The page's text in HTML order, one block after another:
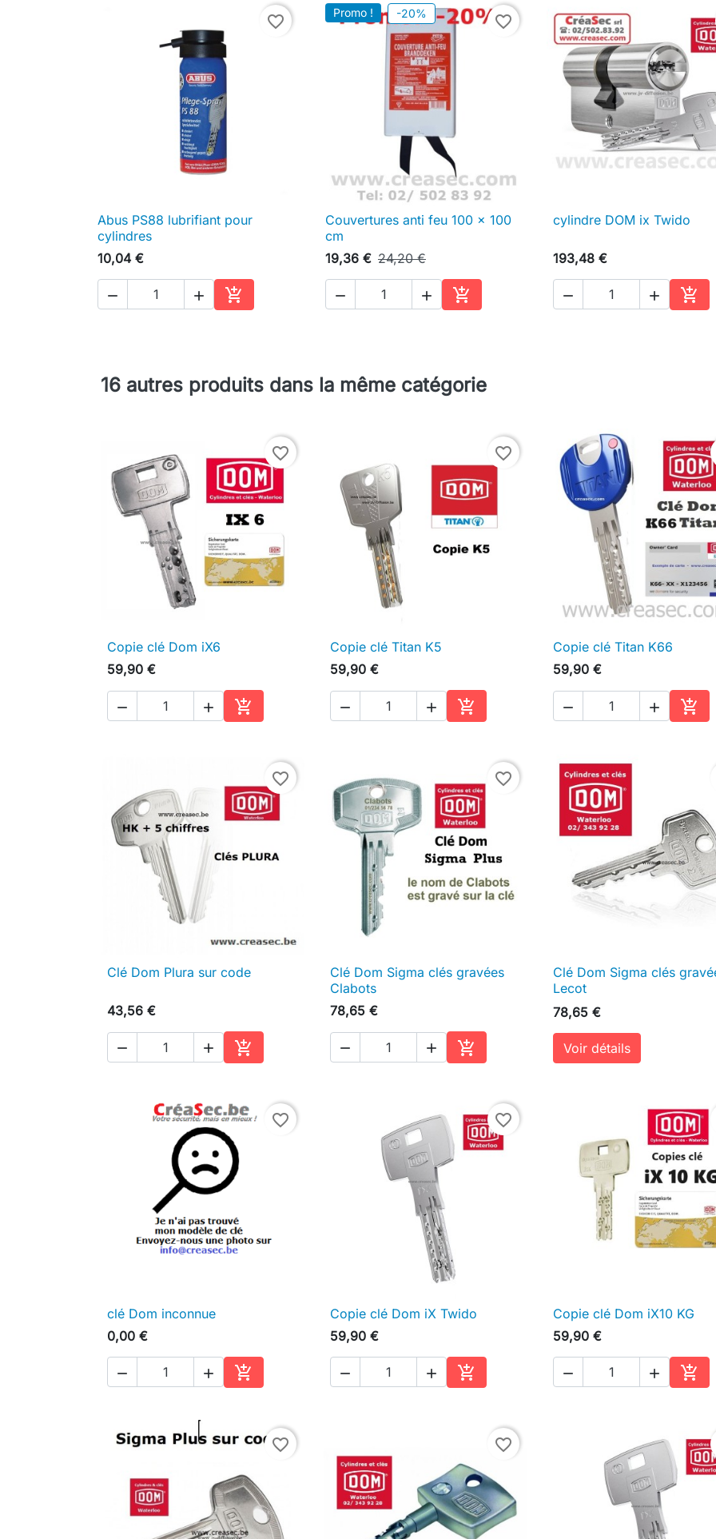
favorite_border
 Aperçu rapide
Abus PS88 lubrifiant pour
cylindres
10,04 €
  
Ajouter au panier
Promo ! -20% favorite_border
 Aperçu rapide
Couvertures anti feu 100 x 100
cm
19,36 € 24,20 €
  
Ajouter au panier
 Aperçu rapide
cylindre DOM ix Twido
193,48 €
  
16 autres produits dans la même catégorie
favorite_border
 Aperçu rapide
Copie clé Dom iX6
59,90 €
  
Ajouter au panier
favorite_border
 Aperçu rapide
Copie clé Titan K5
59,90 €
  
Ajouter au panier
 Aperçu rapide
Copie clé Titan K66
59,90 €
  
favorite_border
 Aperçu rapide
Clé Dom Plura sur code
43,56 €
  
Ajouter au panier
favorite_border
 Aperçu rapide
Clé Dom Sigma clés gravées
Clabots
78,65 €
  
Ajouter au panier
 Aperçu rapide
Clé Dom Sigma clés
Lecot
78,65 €
Voir détails
favorite_border
 Aperçu rapide
clé Dom inconnue
0,00 €
  
Ajouter au panier
favorite_border
 Aperçu rapide
Copie clé Dom iX Twido
59,90 €
  
Ajouter au panier
 Aperçu rapide
Copie clé Dom iX10 KG
59,90 €
  
favorite_border favorite_border